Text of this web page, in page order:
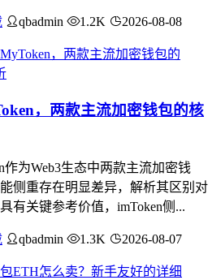
qbadmin 1.2K 2026-08-08
，两款主流加密钱包的核
作为Web3生态中两款主流加密钱
侧重存在明显差异，解析其区别对
有关键参考价值，imToken侧...
qbadmin 1.3K 2026-08-07